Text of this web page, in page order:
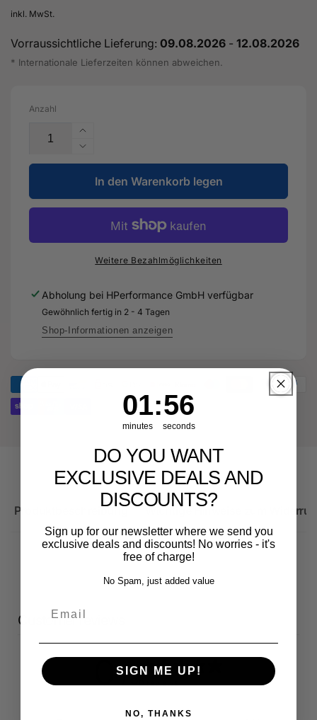
Preis
inkl. MwSt.
Vorraussichtliche Lieferung: 09.08.2026 - 12.08.2026
* Internationale Lieferzeiten können abweichen.
Anzahl
Erhöhe
die
Menge
für
Getirebeöl
-
052
554
Original
Ersatzteil
für
Verringere
die
Menge
für
Getirebeöl
G
052
-
Original
Ersatzteil
In den Warenkorb legen
Weitere Bezahlmöglichkeiten
Abholung bei HPerformance GmbH verfügbar
Gewöhnlich fertig in 2 - 4 Tagen
Shop-Informationen anzeigen
Produktbeschreibung Wichtige Hinweise zum
Customer reviews
/ 5
Countdown ends in:
1
01
minutes
: 55
55
seconds
DO YOU WANT
EXCLUSIVE DEALS AND
DISCOUNTS?
Sign up for our newsletter where we send you
exclusive deals and discounts! No worries - it's
free of charge!
No Spam, just added value
SIGN ME UP!
NO, THANKS